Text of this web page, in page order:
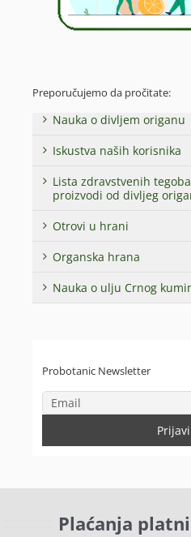
Preporučujemo da pročitate:
Nauka o divljem origanu
Iskustva naših korisnika
Lista zdravstvenih
proizvodi od divljeg
Otrovi u hrani
Organska hrana
Nauka o ulju Crnog
Probotanic Newsletter
Plaćanja